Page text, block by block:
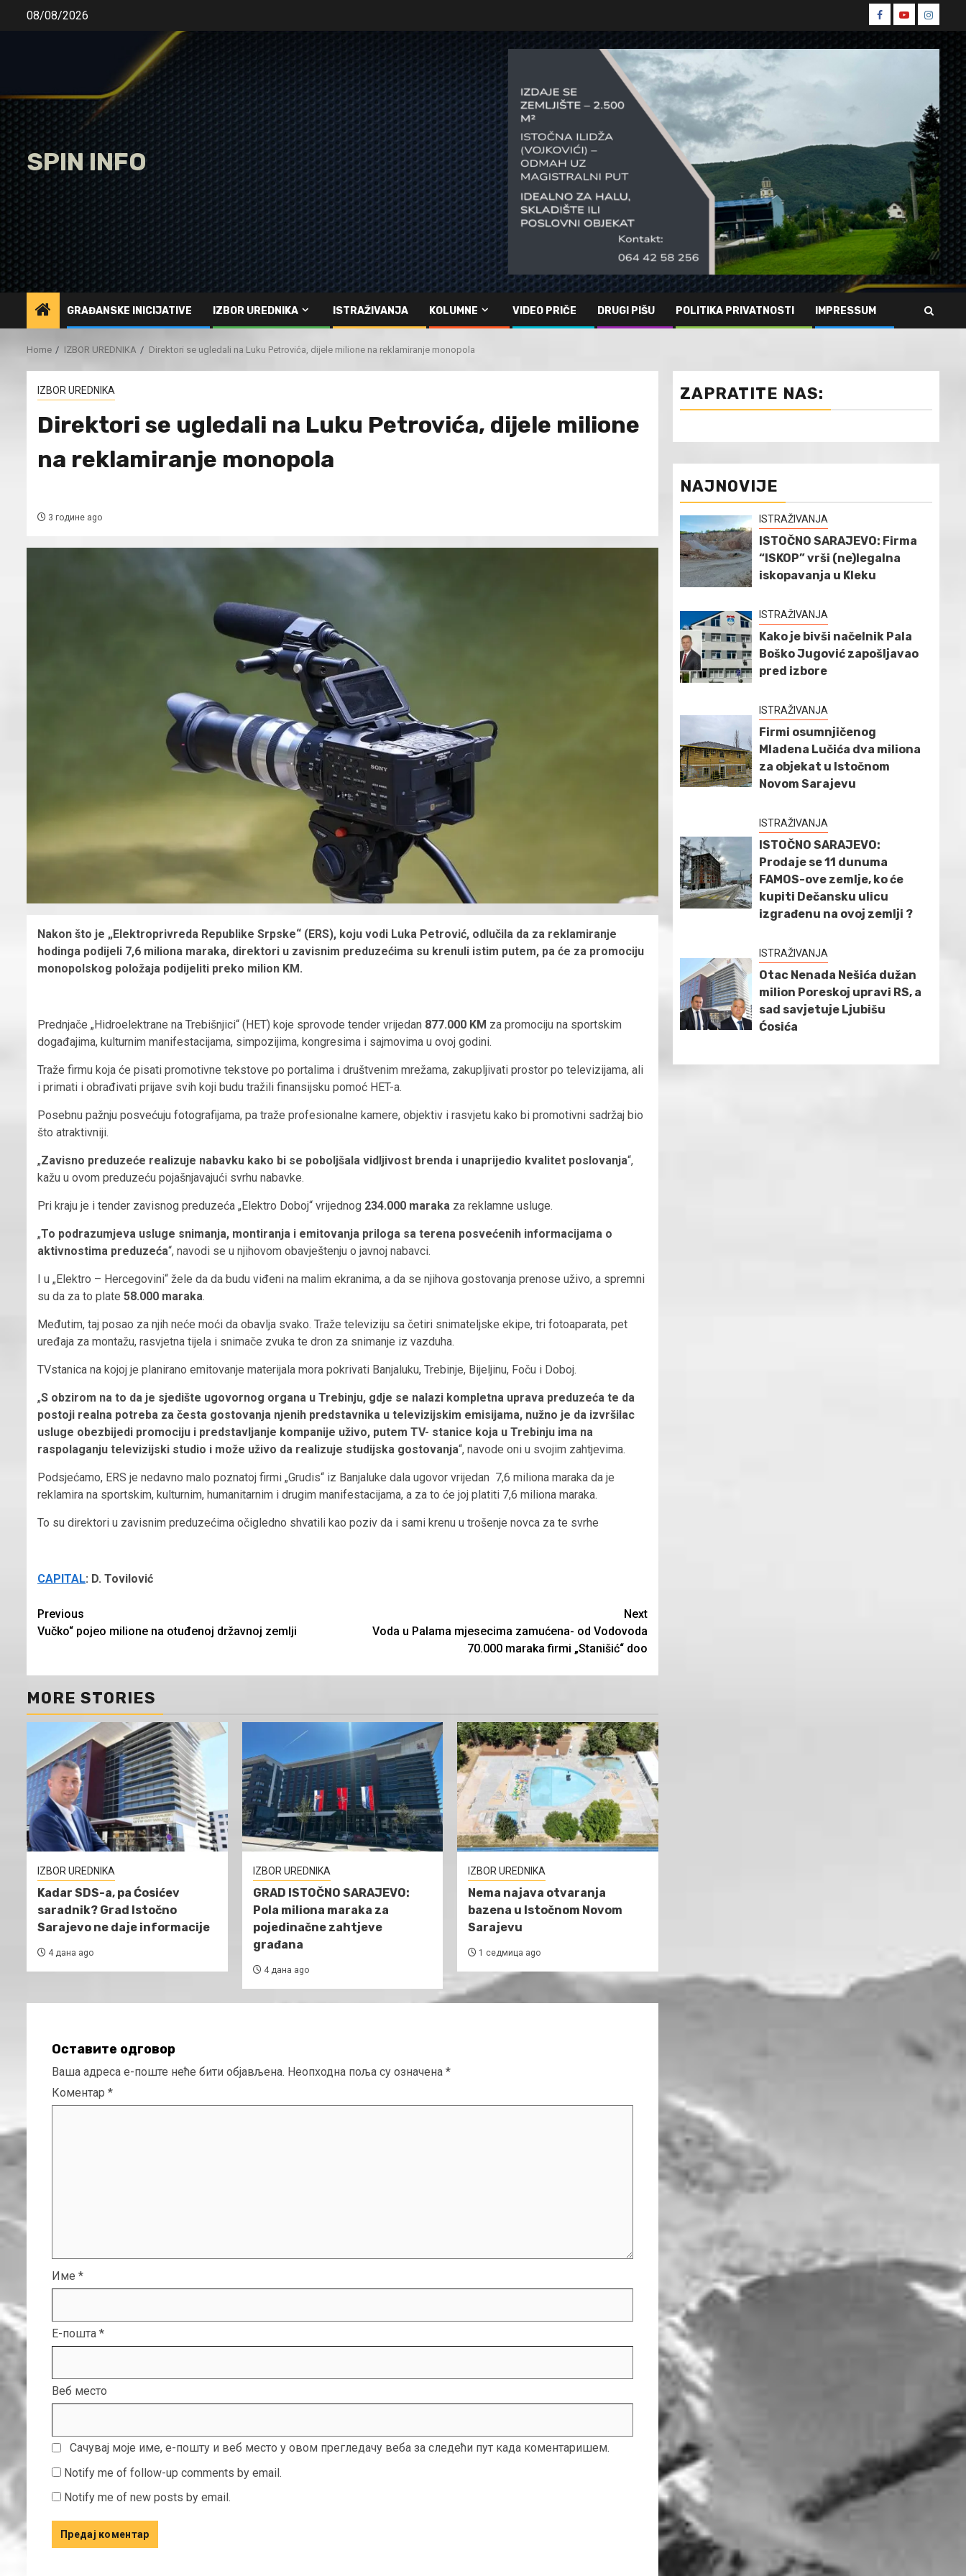
08/08/2026
Spin
Facebook
Spin
Youtube
Spin
SPIN INFO
GRAĐANSKE INICIJATIVE IZBOR UREDNIKA ISTRAŽIVANJA KOLUMNE VIDEO PRIČE DRUGI PIŠU POLITIKA PRIVATNOSTI IMPRESSUM
Home IZBOR UREDNIKA Direktori se ugledali na Luku Petrovića, dijele milione na reklamiranje monopola
IZBOR UREDNIKA
Direktori se ugledali na Luku Petrovića, dijele milione
na reklamiranje monopola
3 године ago
Nakon što je „Elektroprivreda Republike Srpske“ (ERS), koju vodi Luka Petrović, odlučila da za reklamiranje
hodinga podijeli 7,6 miliona maraka, direktori u zavisnim preduzećima su krenuli istim putem, pa će za promociju
monopolskog položaja podijeliti preko milion KM.
Prednjače „Hidroelektrane na Trebišnjici“ (HET) koje sprovode tender vrijedan 877.000 KM za promociju na sportskim
događajima, kulturnim manifestacijama, simpozijima, kongresima i sajmovima u ovoj godini.
Traže firmu koja će pisati promotivne tekstove po portalima i društvenim mrežama, zakupljivati prostor po televizijama, ali
i primati i obrađivati prijave svih koji budu tražili finansijsku pomoć HET-a.
Posebnu pažnju posvećuju fotografijama, pa traže profesionalne kamere, objektiv i rasvjetu kako bi promotivni sadržaj bio
što atraktivniji.
„Zavisno preduzeće realizuje nabavku kako bi se poboljšala vidljivost brenda i unaprijedio kvalitet poslovanja“,
kažu u ovom preduzeću pojašnjavajući svrhu nabavke.
Pri kraju je i tender zavisnog preduzeća „Elektro Doboj“ vrijednog 234.000 maraka za reklamne usluge.
„To podrazumjeva usluge snimanja, montiranja i emitovanja priloga sa terena posvećenih informacijama o
aktivnostima preduzeća“, navodi se u njihovom obavještenju o javnoj nabavci.
I u „Elektro – Hercegovini“ žele da da budu viđeni na malim ekranima, a da se njihova gostovanja prenose uživo, a spremni
su da za to plate 58.000 maraka.
Međutim, taj posao za njih neće moći da obavlja svako. Traže televiziju sa četiri snimateljske ekipe, tri fotoaparata, pet
uređaja za montažu, rasvjetna tijela i snimače zvuka te dron za snimanje iz vazduha.
TVstanica na kojoj je planirano emitovanje materijala mora pokrivati Banjaluku, Trebinje, Bijeljinu, Foču i Doboj.
„S obzirom na to da je sjedište ugovornog organa u Trebinju, gdje se nalazi kompletna uprava preduzeća te da
postoji realna potreba za česta gostovanja njenih predstavnika u televizijskim emisijama, nužno je da izvršilac
usluge obezbijedi promociju i predstavljanje kompanije uživo, putem TV- stanice koja u Trebinju ima na
raspolaganju televizijski studio i može uživo da realizuje studijska gostovanja“, navode oni u svojim zahtjevima.
Podsjećamo, ERS je nedavno malo poznatoj firmi „Grudis“ iz Banjaluke dala ugovor vrijedan 7,6 miliona maraka da je
reklamira na sportskim, kulturnim, humanitarnim i drugim manifestacijama, a za to će joj platiti 7,6 miliona maraka.
To su direktori u zavisnim preduzećima očigledno shvatili kao poziv da i sami krenu u trošenje novca za te svrhe
CAPITAL: D. Tovilović
Continue
Reading
Previous
Vučko“ pojeo milione na otuđenoj državnoj zemlji
Next
Voda u Palama mjesecima zamućena- od Vodovoda
70.000 maraka firmi „Stanišić“ doo
MORE STORIES
IZBOR UREDNIKA
Kadar SDS-a, pa Ćosićev
saradnik? Grad Istočno
Sarajevo ne daje informacije
4 дана ago
IZBOR UREDNIKA
GRAD ISTOČNO SARAJEVO:
Pola miliona maraka za
pojedinačne zahtjeve
građana
4 дана ago
IZBOR UREDNIKA
Nema najava otvaranja
bazena u Istočnom Novom
Sarajevu
1 седмица ago
Оставите одговор
Ваша адреса е-поште неће бити објављена. Неопходна поља су означена *
Коментар *
Име *
Е-пошта *
Веб место
Сачувај моје име, е-пошту и веб место у овом прегледачу веба за следећи пут када коментаришем.
Notify me of follow-up comments by email.
Notify me of new posts by email.
ZAPRATITE NAS:
NAJNOVIJE
ISTRAŽIVANJA
ISTOČNO SARAJEVO: Firma
“ISKOP” vrši (ne)legalna
iskopavanja u Kleku
ISTRAŽIVANJA
Kako je bivši načelnik Pala
Boško Jugović zapošljavao
pred izbore
ISTRAŽIVANJA
Firmi osumnjičenog
Mladena Lučića dva miliona
za objekat u Istočnom
Novom Sarajevu
ISTRAŽIVANJA
ISTOČNO SARAJEVO:
Prodaje se 11 dunuma
FAMOS-ove zemlje, ko će
kupiti Dečansku ulicu
izgrađenu na ovoj zemlji ?
ISTRAŽIVANJA
Otac Nenada Nešića dužan
milion Poreskoj upravi RS, a
sad savjetuje Ljubišu
Ćosića